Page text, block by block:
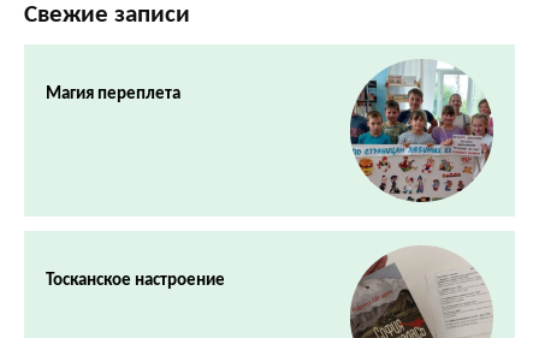
Свежие записи
Магия переплета
Тосканское настроение